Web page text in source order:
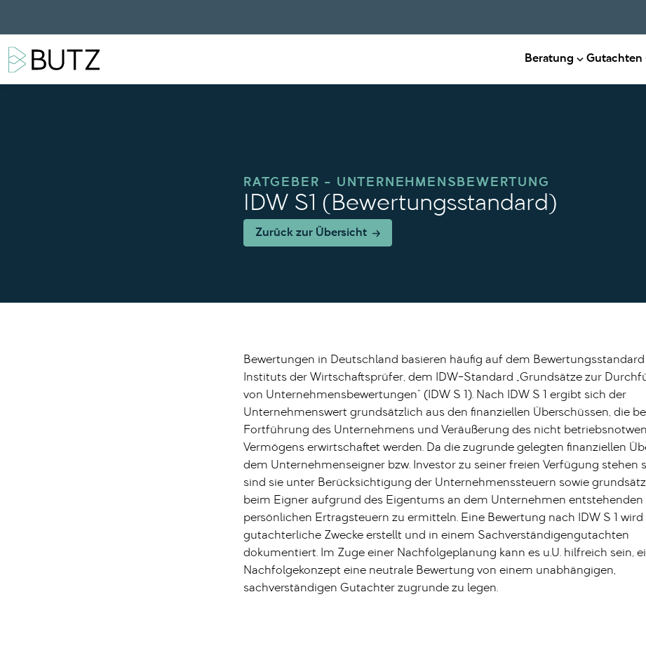
Beratung Gutachten
RATGEBER – UNTERNEHMENSBEWERTUNG
IDW S1 (Bewertungsstandard)
Zurück zur Übersicht
Bewertungen in Deutschland basieren häufig auf dem Bewertungsstandard
Instituts der Wirtschaftsprüfer, dem IDW-Standard „Grundsätze zur
von Unternehmensbewertungen“ (IDW S 1). Nach IDW S 1 ergibt sich der
Unternehmenswert grundsätzlich aus den finanziellen Überschüssen, die
Fortführung des Unternehmens und Veräußerung des nicht
Vermögens erwirtschaftet werden. Da die zugrunde gelegten finanziellen
dem Unternehmenseigner bzw. Investor zu seiner freien Verfügung stehen
sind sie unter Berücksichtigung der Unternehmenssteuern sowie
beim Eigner aufgrund des Eigentums an dem Unternehmen entstehenden
persönlichen Ertragsteuern zu ermitteln. Eine Bewertung nach IDW S 1
gutachterliche Zwecke erstellt und in einem Sachverständigengutachten
dokumentiert. Im Zuge einer Nachfolgeplanung kann es u.U. hilfreich sein,
Nachfolgekonzept eine neutrale Bewertung von einem unabhängigen,
sachverständigen Gutachter zugrunde zu legen.